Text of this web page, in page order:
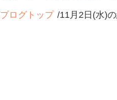
ブログトップ 11月2日(水)